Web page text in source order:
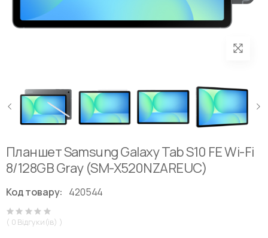
Планшет Samsung Galaxy Tab S10 FE Wi-Fi
8/128GB Gray (SM-X520NZAREUC)
Код товару: 420544
( 0 Відгуки(ів) )